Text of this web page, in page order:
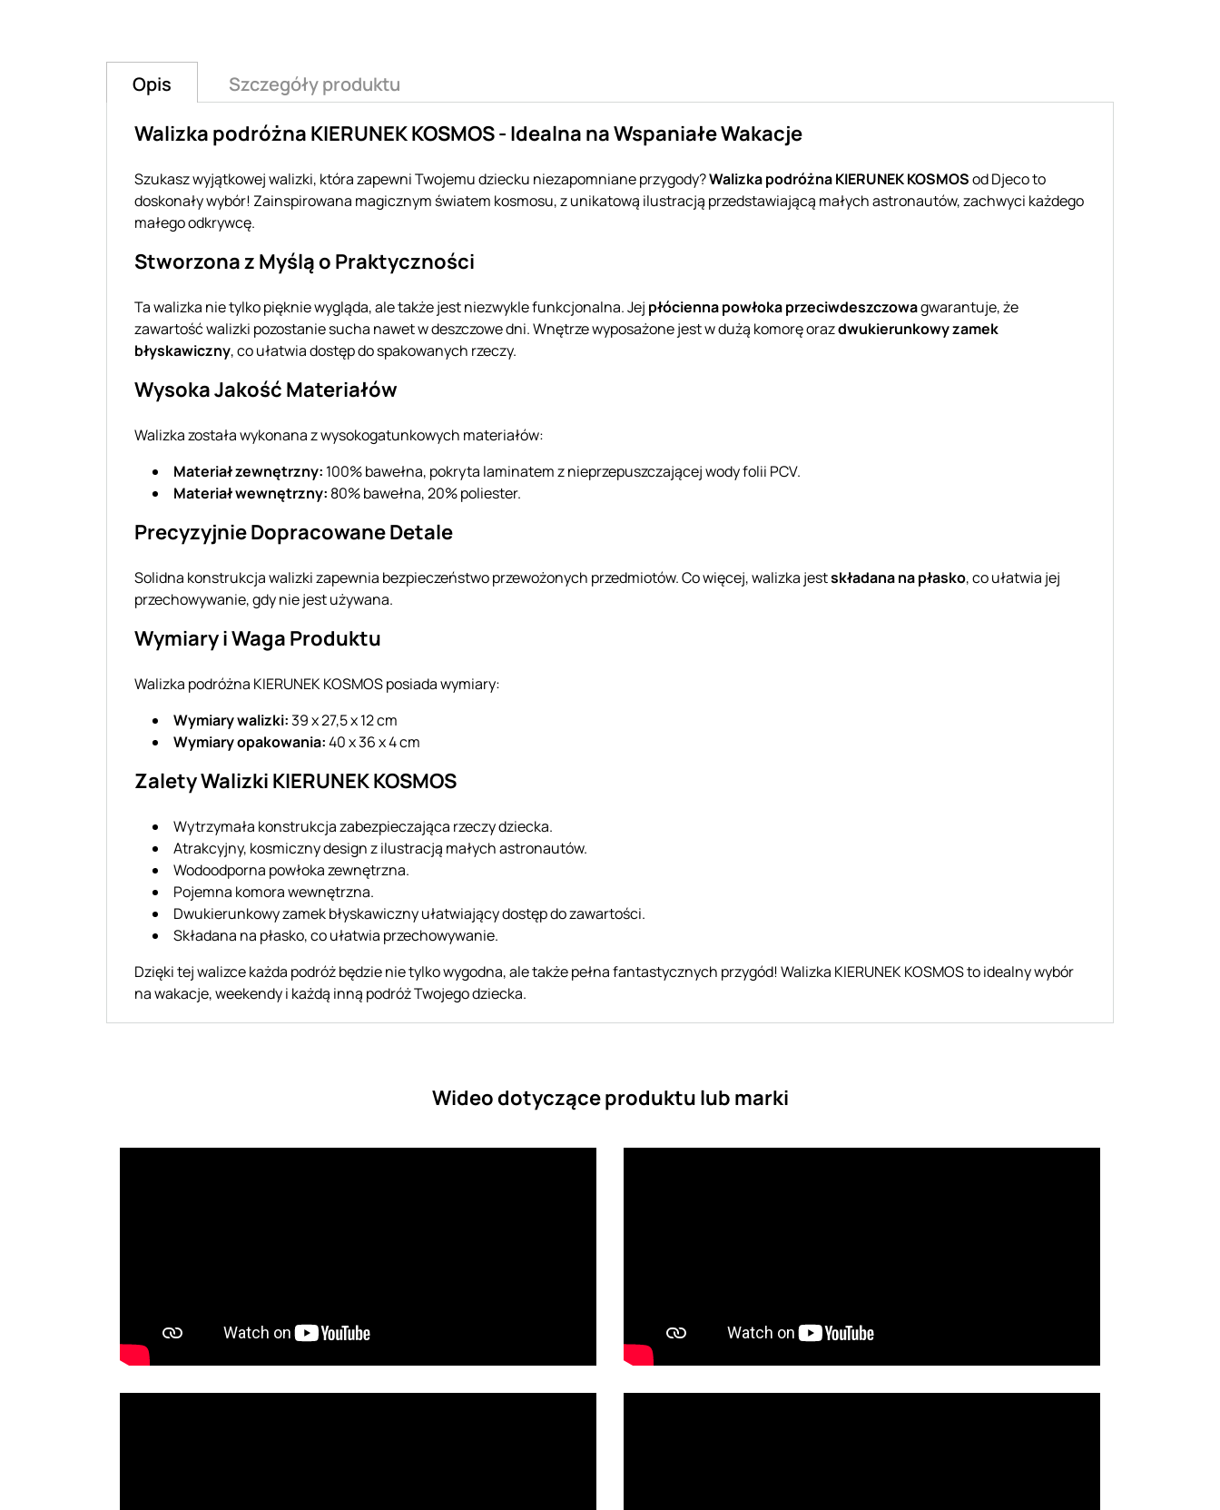
Opis Szczegóły produktu
Walizka podróżna KIERUNEK KOSMOS - Idealna na Wspaniałe Wakacje
Szukasz wyjątkowej walizki, która zapewni Twojemu dziecku niezapomniane przygody?Walizka podróżna KIERUNEK KOSMOSod Djeco to
doskonały wybór! Zainspirowana magicznym światem kosmosu, z unikatową ilustracją przedstawiającą małych astronautów, zachwyci każdego
małego odkrywcę.
Stworzona z Myślą o Praktyczności
Ta walizka nie tylko pięknie wygląda, ale także jest niezwykle funkcjonalna. Jej płócienna powłoka przeciwdeszczowagwarantuje, że
zawartość walizki pozostanie sucha nawet w deszczowe dni. Wnętrze wyposażone jest w dużą komorę orazdwukierunkowy zamek
błyskawiczny, co ułatwia dostęp do spakowanych rzeczy.
Wysoka Jakość Materiałów
Walizka została wykonana z wysokogatunkowych materiałów:
Materiał zewnętrzny: 100% bawełna, pokryta laminatem z nieprzepuszczającej wody folii PCV.
Materiał wewnętrzny: 80% bawełna, 20% poliester.
Precyzyjnie Dopracowane Detale
Solidna konstrukcja walizki zapewnia bezpieczeństwo przewożonych przedmiotów. Co więcej, walizka jestskładana na płasko, co ułatwia jej
przechowywanie, gdy nie jest używana.
Wymiary i Waga Produktu
Walizka podróżna KIERUNEK KOSMOS posiada wymiary:
Wymiary walizki:39 x 27,5 x 12 cm
Wymiary opakowania:40 x 36 x 4 cm
Zalety Walizki KIERUNEK KOSMOS
Wytrzymała konstrukcja zabezpieczająca rzeczy dziecka.
Atrakcyjny, kosmiczny design z ilustracją małych astronautów.
Wodoodporna powłoka zewnętrzna.
Pojemna komora wewnętrzna.
Dwukierunkowy zamek błyskawiczny ułatwiający dostęp do zawartości.
Składana na płasko, co ułatwia przechowywanie.
Dzięki tej walizce każda podróż będzie nie tylko wygodna, ale także pełna fantastycznych przygód! Walizka KIERUNEK KOSMOS to idealny wybór
na wakacje, weekendy i każdą inną podróż Twojego dziecka.
Wideo dotyczące produktu lub marki